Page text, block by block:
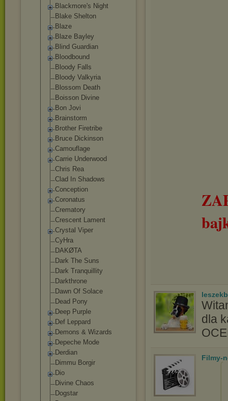
Blackmore's Night
Blake Shelton
Blaze
Blaze Bayley
Blind Guardian
Bloodbound
Bloody Falls
Bloody Valkyria
Blossom Death
Boisson Divine
Bon Jovi
Brainstorm
Brother Firetribe
Bruce Dickinson
Camouflage
Carrie Underwood
Chris Rea
Clad In Shadows
Conception
Coronatus
Crematory
Crescent Lament
Crystal Viper
CyHra
DAKØTA
Dark The Suns
Dark Tranquillity
Darkthrone
Dawn Of Solace
Dead Pony
Deep Purple
Def Leppard
Demons & Wizards
Depeche Mode
Derdian
Dimmu Borgir
Dio
Divine Chaos
Dogstar
dla
Filmy-